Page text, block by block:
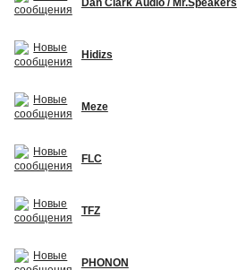
Dan Clark Audio / Mr.Speakers
Hidizs
Meze
FLC
TFZ
PHONON